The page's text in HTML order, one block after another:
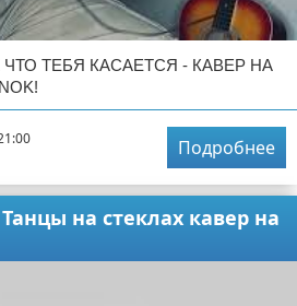
ЧТО ТЕБЯ КАСАЕТСЯ - КАВЕР НА
Подробнее
на стеклах кавер на